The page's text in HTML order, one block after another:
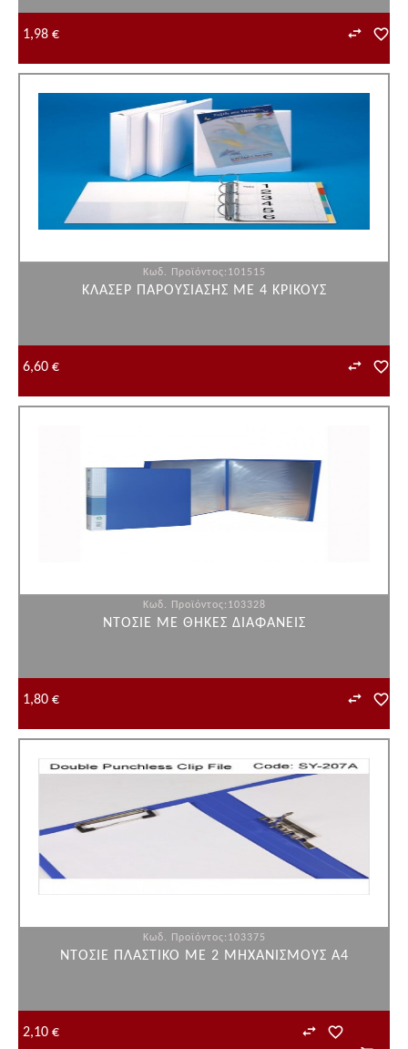
1,98 €
Κωδ. Προϊόντος:101515
ΚΛΑΣΕΡ ΠΑΡΟΥΣΙΑΣΗΣ ΜΕ 4 ΚΡΙΚΟΥΣ
6,60 €
Κωδ. Προϊόντος:103328
ΝΤΟΣΙΕ ΜΕ ΘΗΚΕΣ ΔΙΑΦΑΝΕΙΣ
1,80 €
Κωδ. Προϊόντος:103375
ΝΤΟΣΙΕ ΠΛΑΣΤΙΚΟ ΜΕ 2 ΜΗΧΑΝΙΣΜΟΥΣ Α4
2,10 €